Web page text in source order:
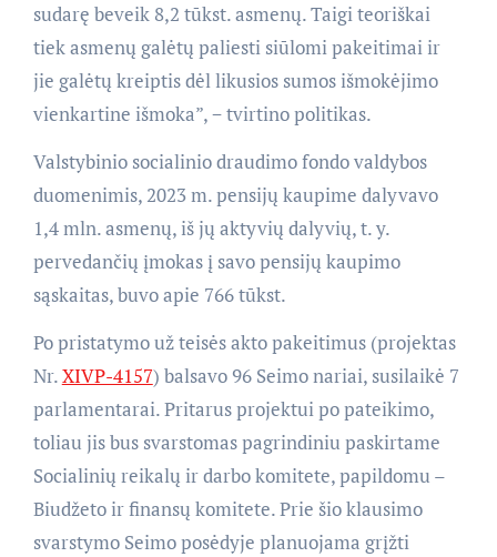
sudarę beveik 8,2 tūkst. asmenų. Taigi teoriškai
tiek asmenų galėtų paliesti siūlomi pakeitimai ir
jie galėtų kreiptis dėl likusios sumos išmokėjimo
vienkartine išmoka”, − tvirtino politikas.
Valstybinio socialinio draudimo fondo valdybos
duomenimis, 2023 m. pensijų kaupime dalyvavo
1,4 mln. asmenų, iš jų aktyvių dalyvių, t. y.
pervedančių įmokas į savo pensijų kaupimo
sąskaitas, buvo apie 766 tūkst.
Po pristatymo už teisės akto pakeitimus (projektas
Nr.XIVP-4157) balsavo 96 Seimo nariai, susilaikė 7
parlamentarai. Pritarus projektui po pateikimo,
toliau jis bus svarstomas pagrindiniu paskirtame
Socialinių reikalų ir darbo komitete, papildomu –
Biudžeto ir finansų komitete. Prie šio klausimo
svarstymo Seimo posėdyje planuojama grįžti